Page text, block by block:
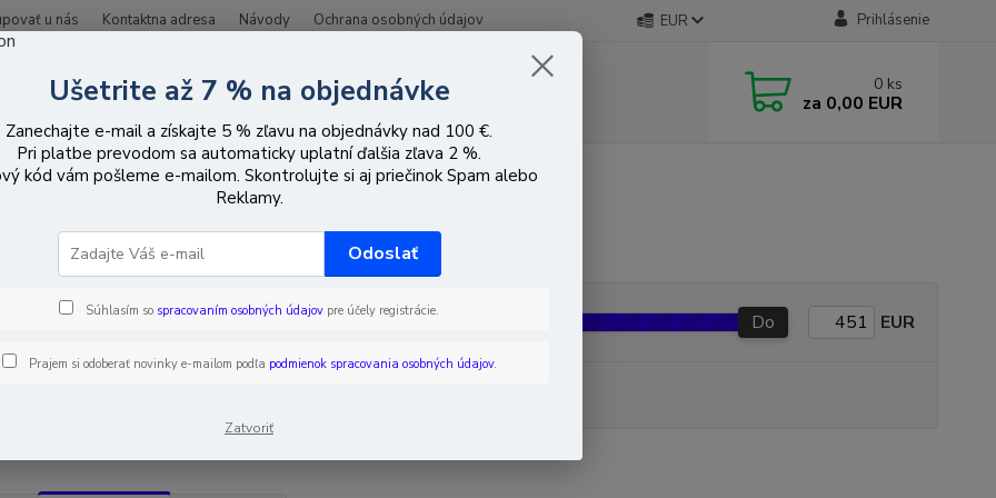
u nás Kontaktna adresa Návody Ochrana osobných údajov EUR Prihlásenie
Hľadať 0 ks
za 0,00 EUR
a satelitná televízia Multiswitche Multiswitche 9-vstupov
9-vstupov
EUR Od Do EUR
Ušetrite až 7 % na objednávke
Zanechajte e-mail a získajte 5 % zľavu na objednávky nad 100 €.
Pri platbe prevodom sa automaticky uplatní ďalšia zľava 2 %.
kód vám pošleme e-mailom. Skontrolujte si aj priečinok Spam alebo
Reklamy.
Odoslať
Súhlasím so spracovaním osobných údajov pre účely registrácie.
Prajem si odoberať novinky e-mailom podľa podmienok spracovania osobných údajov.
Zatvoriť